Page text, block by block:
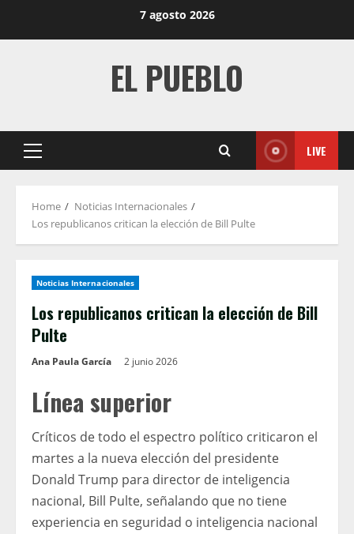
7 agosto 2026
EL PUEBLO
Primary
LIVE
Home
Noticias Internacionales
Los republicanos critican la elección de Bill Pulte
Noticias Internacionales
Los republicanos critican la elección de Bill
Pulte
Ana Paula García 2 junio 2026
Línea superior
Críticos de todo el espectro político criticaron el
martes a la nueva elección del presidente
Donald Trump para director de inteligencia
nacional, Bill Pulte, señalando que no tiene
experiencia en seguridad o inteligencia nacional